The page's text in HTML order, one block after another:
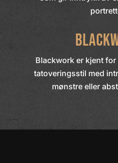
Blackwork er kjent
tatoveringsstil med
mønstre eller